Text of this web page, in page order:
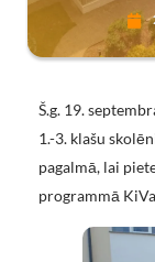
Š.g. 19.
1.-3. klašu
pagalmā, lai
programmā